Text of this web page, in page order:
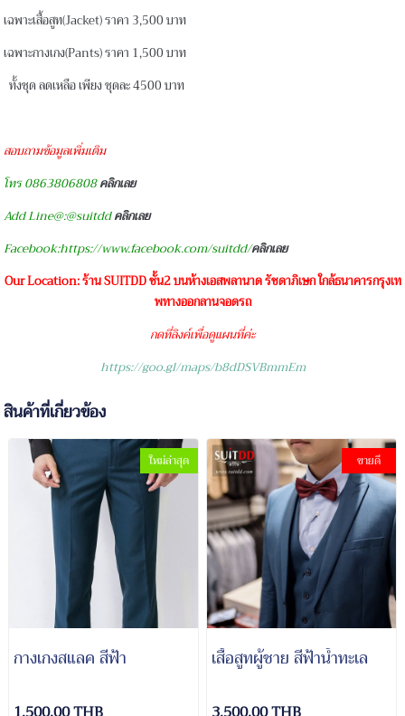
เฉพาะเสื้อสูท(Jacket) ราคา 3,500 บาท
เฉพาะกางเกง(Pants) ราคา 1,500 บาท
ทั้งชุด ลดเหลือ เพียง ชุดละ 4500 บาท
สอบถามข้อมูลเพิ่มเติม
โทร 0863806808คลิกเลย
Add Line@:@suitddคลิกเลย
Facebook:https://www.facebook.com/suitdd/คลิกเลย
Our Location: ร้าน SUITDD ชั้น2 บนห้างเอสพลานาด รัชดาภิเษก ใกล้ธนาคารกรุงเท
พทางออกลานจอดรถ
กดที่ลิงค์เพื่อดูแผนที่ค่ะ
https://goo.gl/maps/b8dDSVBmmEm
สินค้าที่เกี่ยวข้อง
ใหม่ล่าสุด
กางเกงสแลค สีฟ้า
ขายดี
เสื้อสูทผู้ชาย สีฟ้าน้ำทะเล